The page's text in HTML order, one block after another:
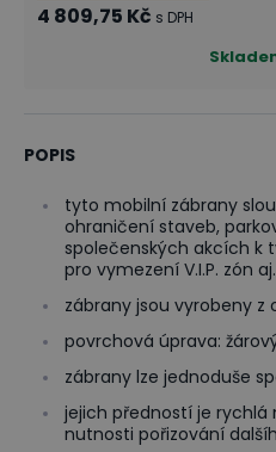
4 809,75 Kč s DPH
POPIS
tyto mobilní zábrany
ohraničení staveb,
společenských akcích k
pro vymezení V.I.P. zón aj.
zábrany jsou vyrobeny
povrchová úprava:
zábrany lze jednoduše
jejich předností je
nutnosti pořizování